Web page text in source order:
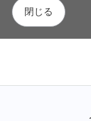
閉じる